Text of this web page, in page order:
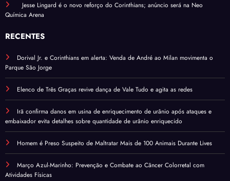
Jesse Lingard é o novo reforço do Corinthians; anúncio será na Neo
Química Arena
RECENTES
Dorival Jr. e Corinthians em alerta: Venda de André ao Milan movimenta o
Parque São Jorge
Elenco de Três Graças revive dança de Vale Tudo e agita as redes
Irã confirma danos em usina de enriquecimento de urânio após ataques e
embaixador evita detalhes sobre quantidade de urânio enriquecido
Homem é Preso Suspeito de Maltratar Mais de 100 Animais Durante Lives
Março Azul-Marinho: Prevenção e Combate ao Câncer Colorretal com
Atividades Físicas